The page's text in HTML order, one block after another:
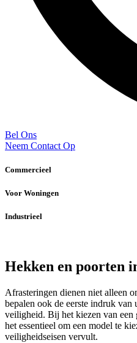
Bel Ons
Neem Contact Op
Commercieel
Voor Woningen
Industrieel
Hekken en poorten
Afrasteringen dienen niet alleen
bepalen ook de eerste indruk
veiligheid. Bij het kiezen van een
het essentieel om een model te
veiligheidseisen vervult.